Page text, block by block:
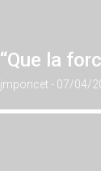
“Que la
jmponcet 07/04/